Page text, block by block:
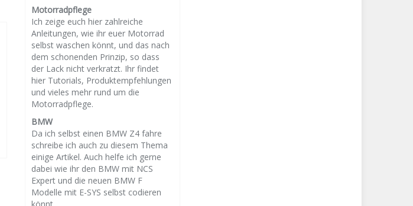
Motorradpflege
Ich zeige euch hier zahlreiche
Anleitungen, wie ihr euer Motorrad
selbst waschen könnt, und das nach
dem schonenden Prinzip, so dass
der Lack nicht verkratzt. Ihr findet
hier Tutorials, Produktempfehlungen
und vieles mehr rund um die
Motorradpflege.
BMW
Da ich selbst einen BMW Z4 fahre
schreibe ich auch zu diesem Thema
einige Artikel. Auch helfe ich gerne
dabei wie ihr den BMW mit NCS
Expert und die neuen BMW F
Modelle mit E-SYS selbst codieren